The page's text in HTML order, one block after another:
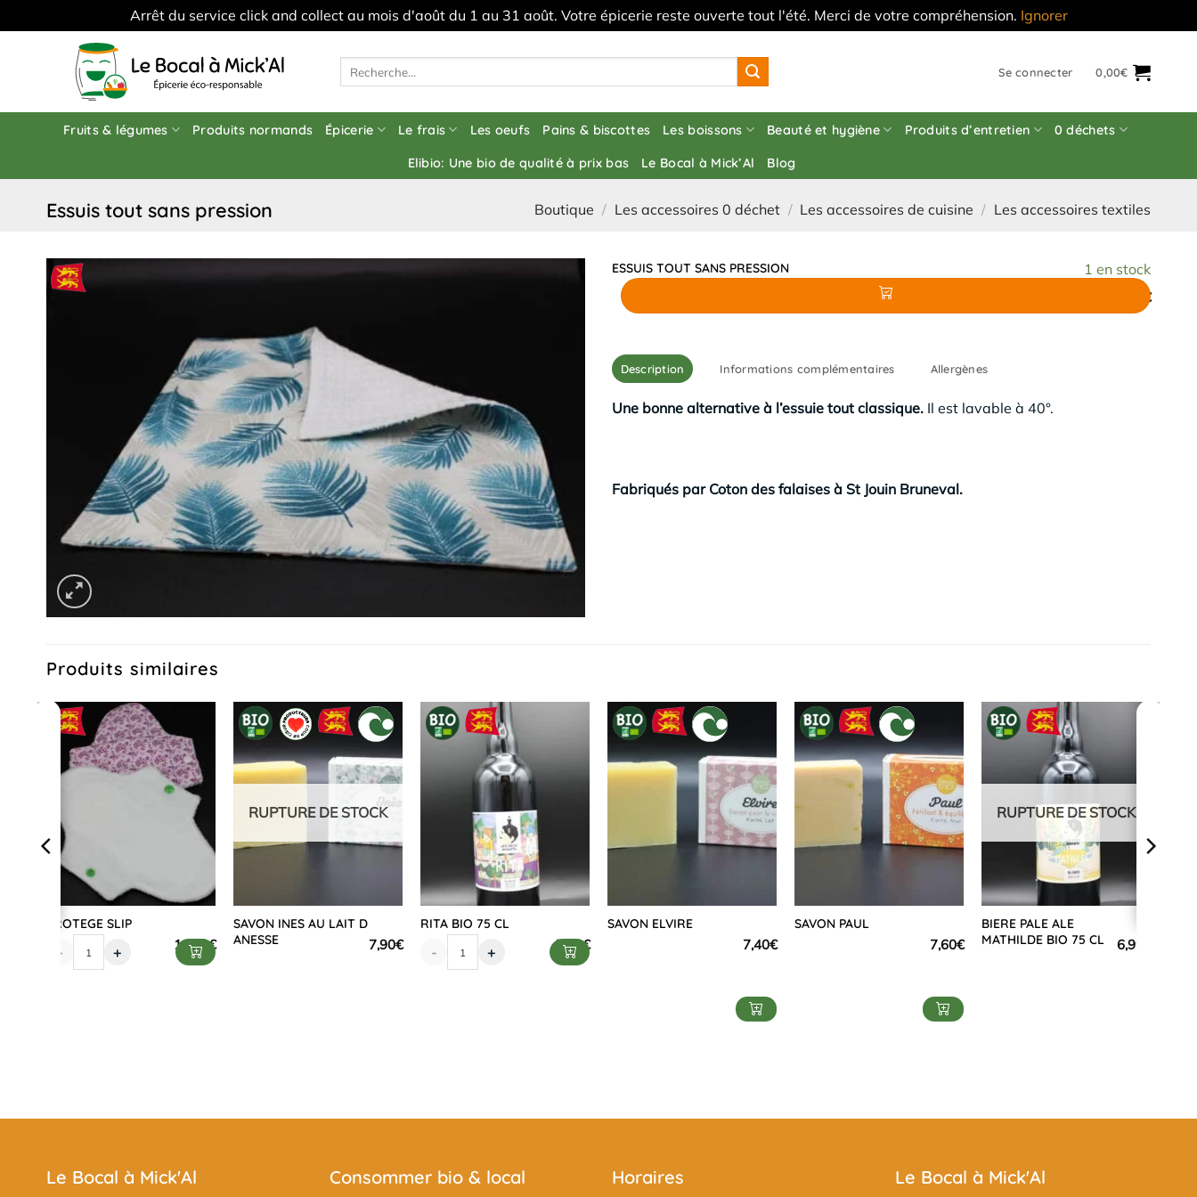
Arrêt du service click and collect au mois d'août du 1 au 31 août. Votre épicerie reste ouverte tout l'été. Merci de votre compréhension. Ignorer
Se connecter 0,00€
Fruits & légumes Produits normands Épicerie Le frais Les oeufs Pains & biscottes Les boissons Beauté et hygiène Produits d’entretien 0 déchets
Elibio: Une bio de qualité à prix bas Le Bocal à Mick’Al Blog
essuis tout sans pression Boutique / Les accessoires 0 déchet / Les accessoires de cuisine / Les accessoires textiles
1 en stock
ESSUIS TOUT SANS PRESSION
€
Description Informations complémentaires Allergènes
Une bonne alternative à l’essuie tout classique. Il est lavable à 40°.
Fabriqués par Coton des falaises à St Jouin Bruneval.
Produits similaires
PROTEGE SLIP
11,00€
- +
RUPTURE DE STOCK
SAVON INES AU LAIT D
ANESSE
7,90€
RITA BIO 75 CL
7,90€
- +
SAVON ELVIRE
7,40€
SAVON PAUL
7,60€
RUPTURE DE STOCK
BIERE PALE ALE
MATHILDE BIO 75 CL
6,99
Le Bocal à Mick'Al Consommer bio & local Horaires Le Bocal à Mick'Al